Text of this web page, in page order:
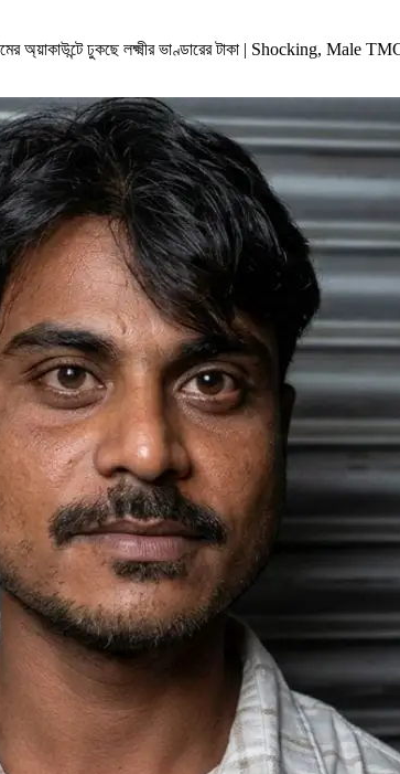
অ্য়াকাউন্টে ঢুকছে লক্ষ্মীর ভাণ্ডারের টাকা | Shocking,